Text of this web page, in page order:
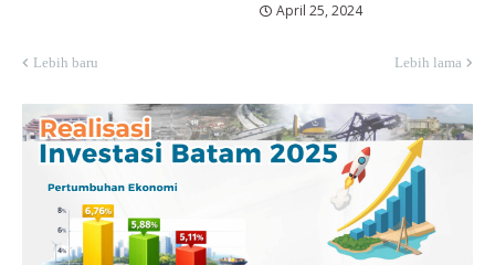
April 25, 2024
Lebih baru Lebih lama